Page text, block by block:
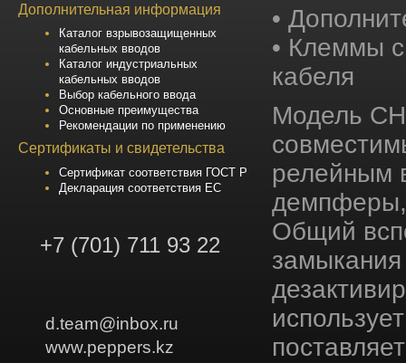
•
• Клеммы
кабеля
Модель
релейным
демпферы,
Общий
Дополнительная информация
Каталог взрывозащищенных
кабельных вводов
Каталог индустриальных
кабельных вводов
Выбор кабельного ввода
Основные преимущества
Рекомендации по применению
Сертификаты и свидетельства
Сертификат соответствия ГОСТ Р
Декларация соответствия ЕС
+7 (701) 711 93 22
d.team@inbox.ru
www.peppers.kz